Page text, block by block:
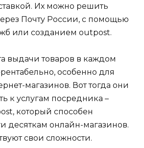
Их можно решить
Почту России, с помощью
или созданием outpost.
выдачи товаров в каждом
особенно для
магазинов. Вот тогда они
к услугам посредника –
который способен
десяткам онлайн-магазинов.
свои сложности.